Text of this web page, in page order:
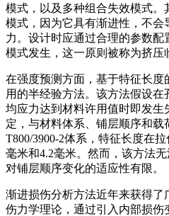
模式，以及多种组合失效模式
模式，因为它具有渐进性，不
力。设计时应通过合理的参数
模式发生，这一原则被称为挤压
在强度预测方面，基于特征长度
用的半经验方法。该方法假设
均应力达到材料许用值时即发
定，与材料体系、铺层顺序和载
T800/3900-2体系，特征长度在
毫米和4.2毫米。然而，该方法
对铺层顺序变化的适应性有限。
渐进损伤分析方法近年来获得
伤力学理论，通过引入内部损